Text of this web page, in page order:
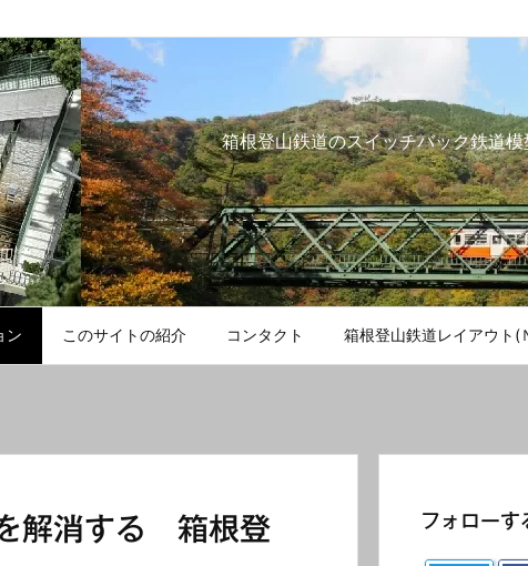
箱根登山鉄道のスイッチバック鉄道
ン このサイトの紹介 コンタクト 箱根登山鉄道レイアウト(
解消する 箱根登
フォローす